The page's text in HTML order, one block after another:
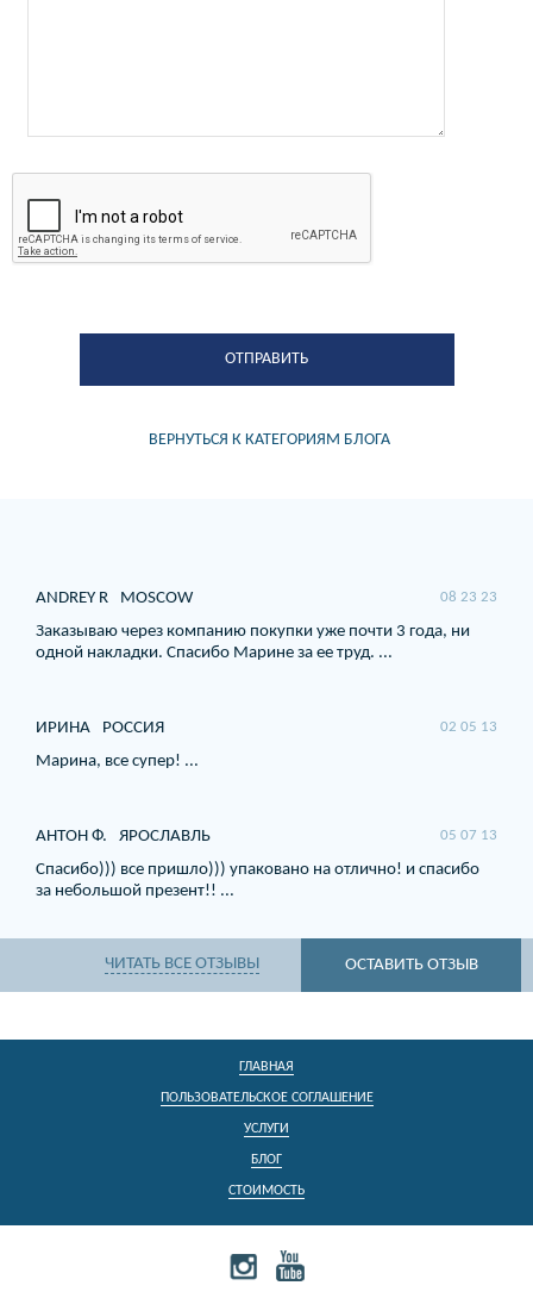
ВЕРНУТЬСЯ К КАТЕГОРИЯМ БЛОГА
ANDREY R MOSCOW 08 23 23
Заказываю через компанию покупки уже почти 3 года, ни
одной накладки. Спасибо Марине за ее труд. ...
ИРИНА РОССИЯ 02 05 13
Марина, все супер! ...
АНТОН Ф. ЯРОСЛАВЛЬ 05 07 13
Спасибо))) все пришло))) упаковано на отлично! и спасибо
за небольшой презент!! ...
ЧИТАТЬ ВСЕ ОТЗЫВЫ ОСТАВИТЬ ОТЗЫВ
ГЛАВНАЯ
ПОЛЬЗОВАТЕЛЬСКОЕ СОГЛАШЕНИЕ
УСЛУГИ
БЛОГ
СТОИМОСТЬ